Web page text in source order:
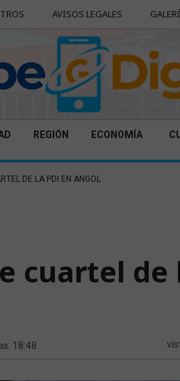
AVISOS LEGALES
REGIÓN ECONOMÍA
DE LA PDI EN ANGOL
cuartel de
18:48